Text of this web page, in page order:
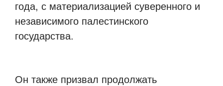
года, с материализацией суверенного и
независимого палестинского
государства.
Он также призвал продолжать